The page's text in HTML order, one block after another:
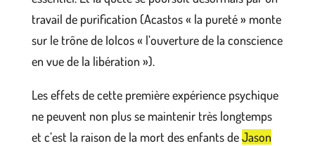
travail de purification (Acastos « la pureté » monte
sur le trône de Iolcos « l’ouverture de la conscience
en vue de la libération »).
Les effets de cette première expérience psychique
ne peuvent non plus se maintenir très longtemps
et c’est la raison de la mort des enfants deJason